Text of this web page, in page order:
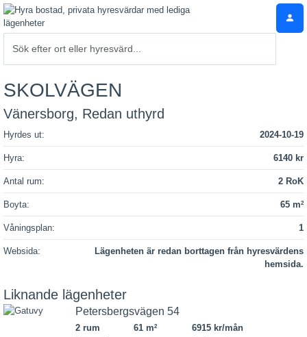
SKOLVÄGEN
Vänersborg, Redan uthyrd
Hyrdes ut: 2024-10-19
Hyra: 6140 kr
Antal rum: 2 RoK
Boyta: 65 m2
Våningsplan: 1
Websida:
Lägenheten är redan borttagen från hyresvärdens
hemsida.
Liknande lägenheter
Petersbergsvägen 54
2 rum 61 m2
6915 kr/mån